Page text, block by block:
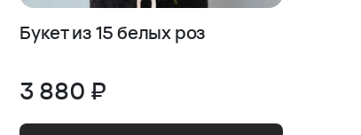
Букет из 15 белых роз
3 880 ₽